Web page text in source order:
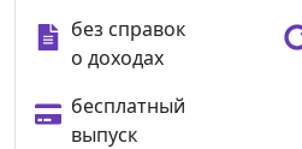
без справок
о доходах
бесплатный
выпуск